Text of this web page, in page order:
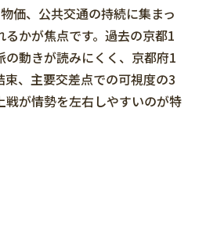
価、公共交通の持続に集まっ
かが焦点です。過去の京都1
動きが読みにくく、京都府1
、主要交差点での可視度の3
が情勢を左右しやすいのが特